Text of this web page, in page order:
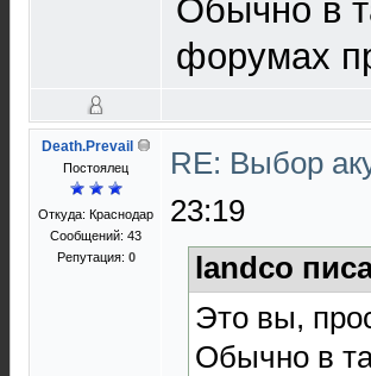
Обычно в
форумах
Death.Prevail
Постоялец
Откуда: Краснодар
Сообщений: 43
Репутация: 0
RE: Выбор
23:19
landco
Это вы,
Обычно в